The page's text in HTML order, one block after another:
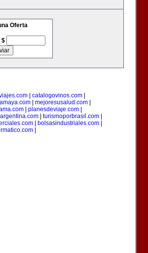
Oferta
$
catalogovinos.com
| mejoresusalud.com|
planesdeviaje.com
turismoporbrasil.com
bolsasindustriales.com
|